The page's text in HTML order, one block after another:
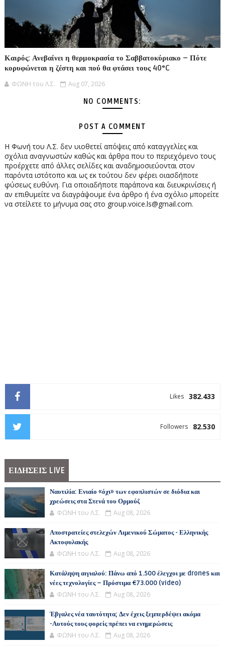
Καιρός: Ανεβαίνει η θερμοκρασία το Σαββατοκύριακο – Πότε
κορυφώνεται η ζέστη και πού θα φτάσει τους 40°C
ΦΩΝΗ του Λ.Σ. Aug 07, 2026
NO COMMENTS:
POST A COMMENT
Η Φωνή του Λ.Σ. δεν υιοθετεί απόψεις από καταγγελίες και
σχόλια αναγνωστών καθώς και άρθρα που το περιεχόμενο τους
προέρχετε από άλλες σελίδες και αναδημοσιεύονται στον
παρόντα ιστότοπο και ως εκ τούτου δεν φέρει οιασδήποτε
φύσεως ευθύνη. Για οποιαδήποτε παράπονα και διευκρινίσεις ή
αν επιθυμείτε να διαγράψουμε ένα άρθρο ή ένα σχόλιο μπορείτε
να στείλετε το μήνυμα σας στο group.voice.ls@gmail.com.
382.433
Likes
82.530
Followers
ΕΙΔΗΣΕΙΣ LIVE
Ναυτιλία: Ενιαίο «όχι» των εφοπλιστών σε διόδια και
χρεώσεις στα Στενά του Ορμούζ
ΦΩΝΗ του Λ.Σ. Aug 08, 2026
Αποστρατείες στελεχών Λιμενικού Σώματος - Ελληνικής
Ακτοφυλακής
ΦΩΝΗ του Λ.Σ. Aug 08, 2026
Κατάληψη αιγιαλού: Πάνω από 1.500 έλεγχοι με drones και
νέες τεχνολογίες – Πρόστιμα €73.000 (video)
ΦΩΝΗ του Λ.Σ. Aug 08, 2026
Έβγαλες νέα ταυτότητα; Δεν έχεις ξεμπερδέψει ακόμα
-Αυτούς τους φορείς πρέπει να ενημερώσεις
ΦΩΝΗ του Λ.Σ. Aug 08, 2026